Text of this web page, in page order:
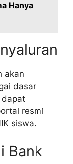
Hanya
akan
dasar
dapat
resmi
siswa.
Bank